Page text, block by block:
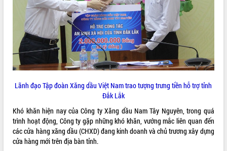
Khám bệnh, cấp phát thuốc miễn phí
và tặng quà người dân xã Cư Pui
Hội nghị UBND tỉnh Đắk Lắk thường kỳ
tháng 7/2026
Lao động
UBND tỉnh Đắk Lắk triển khai nhiệm
vụ 6 tháng cuối năm 2026
ALBUM ẢNH
Lãnh đạo Tập đoàn Xăng dầu Việt Nam trao tượng trưng tiền hỗ trợ tỉnh
Đắk Lắk
Khó khăn hiện nay của Công ty Xăng dầu Nam Tây Nguyên, trong quá
trình hoạt động, Công ty gặp những khó khăn, vướng mắc liên quan đến
các cửa hàng xăng dầu (CHXD) đang kinh doanh và chủ trương xây dựng
cửa hàng mới trên địa bàn tỉnh.